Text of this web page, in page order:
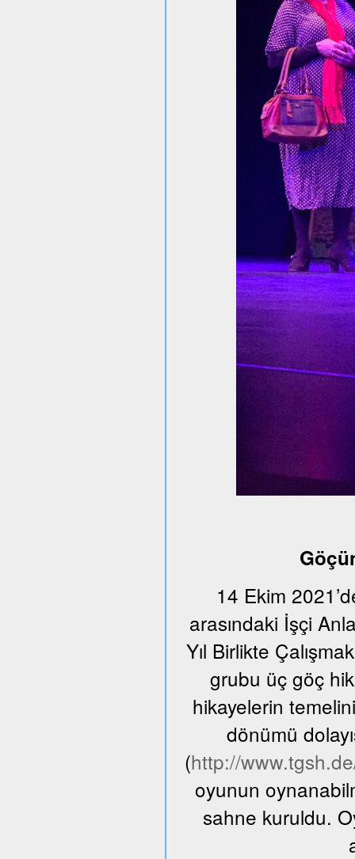
14 Ekim
arasındaki İşçi
Yıl Birlikte
grubu üç göç
hikayelerin
dönümü
(http://
oyunun
sahne kuruldu.